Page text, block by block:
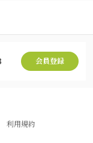
会員登録
利用規約